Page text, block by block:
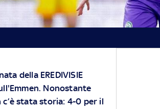
della EREDIVISIE
Nonostante
stata storia: 4-0 per il